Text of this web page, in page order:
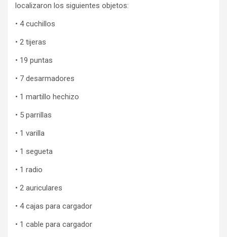
localizaron los siguientes objetos:
• 4 cuchillos
• 2 tijeras
• 19 puntas
• 7 desarmadores
• 1 martillo hechizo
• 5 parrillas
• 1 varilla
• 1 segueta
• 1 radio
• 2 auriculares
• 4 cajas para cargador
• 1 cable para cargador